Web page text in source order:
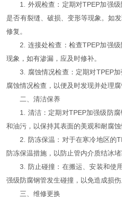
1. 外观检查：定期对TPEP加强
是否有裂缝、破损、变形等现象。如
修复。
2. 连接处检查：检查TPEP加强
现象，如有渗漏，应及时修补。
3. 腐蚀情况检查：定期对TPEP
腐蚀情况检查，以便及时发现并处理腐
二、清洁保养
1. 清洁：定期对TPEP加强级防
和油污，以保持其表面的美观和耐腐蚀
2. 防冻保温：对于在寒冷地区的
防冻保温措施，以防止管内介质结冰堵
3. 防止碰撞：在搬运、安装和使
强级防腐钢管发生碰撞，以免造成损伤
三、维修更换